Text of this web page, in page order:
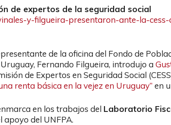
de expertos de la seguridad social
y-filgueira-presentaron-ante-la-
de la oficina del Fondo de
Fernando Filgueira, introdujo a
de Expertos en Seguridad Social
renta básica en la vejez en Uruguay” en
en los trabajos del Laboratorio
apoyo del UNFPA.